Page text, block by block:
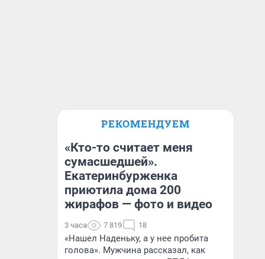
РЕКОМЕНДУЕМ
«Кто-то считает меня
сумасшедшей».
Екатеринбурженка
приютила дома 200
жирафов — фото и видео
3 часа 7 819 18
«Нашел Наденьку, а у нее пробита
голова». Мужчина рассказал, как